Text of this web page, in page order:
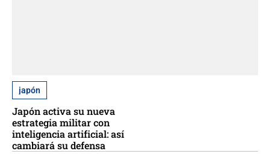
japón
Japón activa su nueva
estrategia militar con
inteligencia artificial: así
cambiará su defensa